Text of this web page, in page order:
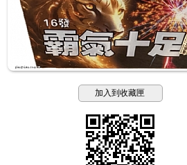
加入到收藏匣